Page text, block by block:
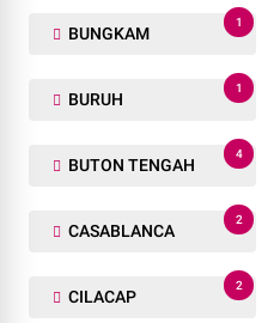
BUNGKAM
1
BURUH
1
BUTON TENGAH
4
CASABLANCA
2
CILACAP
2